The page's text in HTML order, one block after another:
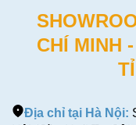
bàn cho điện
thoại vệ tinh
CHÍ MINH
Địa chỉ tại Hà Nội: